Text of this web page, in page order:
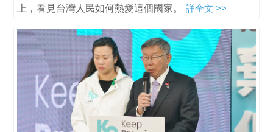
上，看見台灣人民如何熱愛這個國家。
詳全文 >>